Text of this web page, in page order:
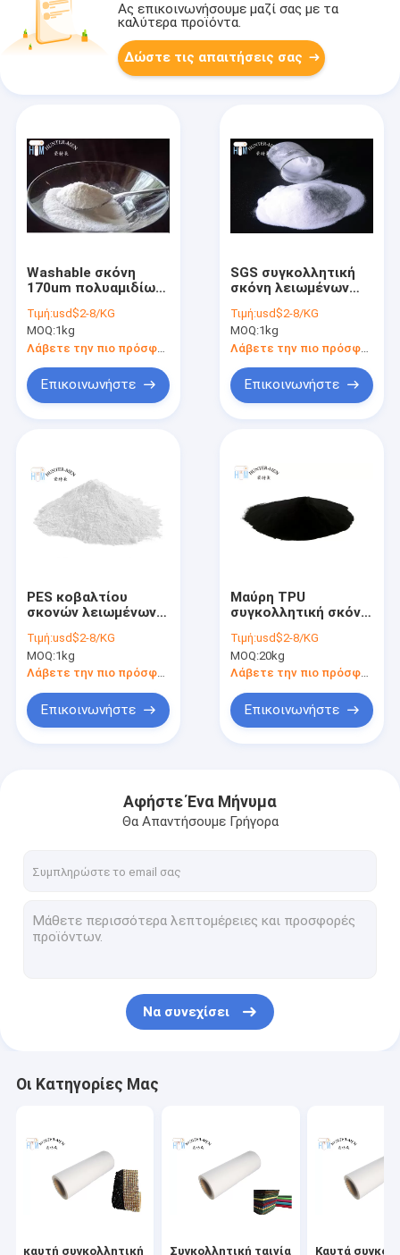
επαφή
Καυτά συγκολλητικά φύλλα λειωμένων μετάλλων
Συγκολλητική ταινία λειωμένων μετάλλων της Eva καυτή
καυτή κολλητική ταινία λειωμένων μετάλλων
Ας επικοινωνήσουμε μαζί σας με τα
καλύτερα προϊόντα.
Δώστε τις απαιτήσεις σας
Washable σκόνη
170um πολυαμιδίων
μετάλλων 1.16g/Cm3
καυτή για τη
σύνδεση των
κλωστοϋφαντουργικών
προϊόντων
Τιμή:usd$2-8/KG
MOQ:1kg
Λάβετε την πιο πρόσφατη τιμή
Επικοινωνήστε
SGS συγκολλητική
σκόνη λειωμένων
πολυουρεθάνιου
καυτή για την
εκτύπωση οθόνης
Τιμή:usd$2-8/KG
MOQ:1kg
Επικοινωνήστε
PES κοβαλτίου
σκονών λειωμένων
ελαστική DTF
κυνηγών καυτή
σκόνη μεταφοράς
Τιμή:usd$2-8/KG
MOQ:1kg
Λάβετε την πιο πρόσφατη τιμή
Επικοινωνήστε
Μαύρη TPU
συγκολλητική σκόνη
μετάλλων
πολυουρεθάνιου
καυτή για τη
θερμότητας DTF
Τιμή:usd$2-8/KG
MOQ:20kg
Λάβετε την πιο πρόσφατη τιμή
Επικοινωνήστε
Αφήστε Ένα Μήνυμα
Θα Απαντήσουμε Γρήγορα
Να συνεχίσει
Οι Κατηγορίες Μας
καυτή συγκολλητική Συγκολλητική ταινία Καυτά